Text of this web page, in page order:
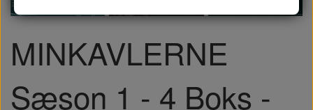
MINKAVLERNE
Sæson 1 - 4 Boks -